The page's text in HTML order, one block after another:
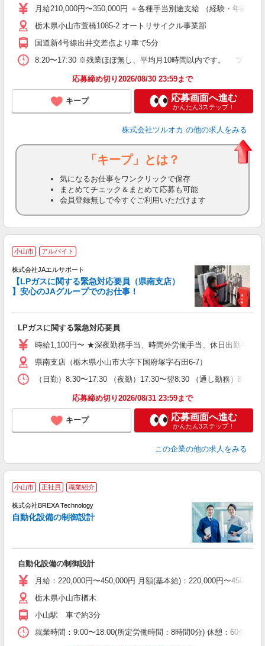
月給210,000円〜350,000円 ＋各種手当別途支給 （経験・年齢によ
栃木県小山市萱橋1085-2 オートリサイクル事業部
国道新4号線出井交差点より車で5分
8:20〜17:30 ※残業ほぼ無し、平均月10時間以内です。 プライ
応募締め切り2026/08/30 23:59まで
キープ 応募画面へ進む
かんたん3ステップ！
株式会社ツルオカ の他の求人をみる
「キープ」とは？
気になるお仕事をワンクリックで保存
まとめてチェック＆まとめて応募も可能
会員登録無しで今すぐご利用いただけます
小山市 アルバイト
株式会社JAエルサポート
【LPガスに関する緊急対応要員（県南支店）
】安心のJAグループでのお仕事！
LPガスに関する緊急対応要員
時給1,100円〜 ★深夜勤務手当、時間外労働手当、休日出勤手当
県南支店（栃木県小山市大字下国府塚字石田6-7）
（日勤）8:30〜17:30 （夜勤）17:30〜翌8:30 （通し勤務）8:30
応募締め切り2026/08/31 23:59まで
キープ 応募画面へ進む
かんたん3ステップ！
この企業の他の求人をみる
小山市 正社員 職業紹介
株式会社BREXA Technology
自動化設備の制御設計
自動化設備の制御設計
月給：220,000円〜450,000円 月額(基本給)：220,000円〜
栃木県小山市楢木
小山駅 車で約3分
就業時間：9:00〜18:00(所定労働時間：8時間0分) 休憩：60分